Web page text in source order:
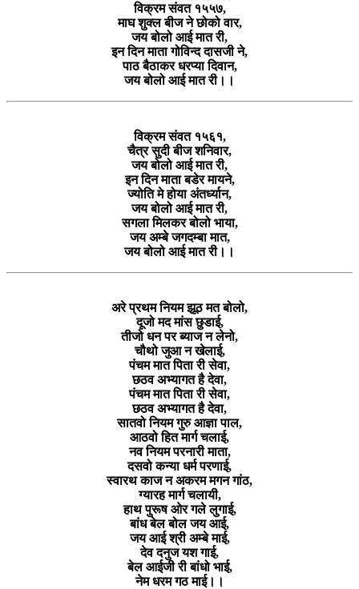
विक्रम संवत १५५७,
माघ शुक्ल बीज ने छोको वार,
जय बोलो आई मात री,
इन दिन माता गोविन्द दासजी ने,
पाठ बैठाकर धरप्या दिवान,
जय बोलो आई मात री।।
विक्रम संवत १५६१,
चैत्र सुदी बीज शनिवार,
जय बोलो आई मात री,
इन दिन माता बडेर मायने,
ज्योति मे होया अंतर्ध्यान,
जय बोलो आई मात री,
सगला मिलकर बोलो भाया,
जय अम्बे जगदम्बा मात,
जय बोलो आई मात री।।
अरे प्रथम नियम झूठ मत बोलो,
दूजो मद मांस छुडाई,
तीजो धन पर ब्याज न लेनो,
चौथो जुआ न खेलाई,
पंचम मात पिता री सेवा,
छठव अभ्यागत है देवा,
पंचम मात पिता री सेवा,
छठव अभ्यागत है देवा,
सातवो नियम गुरु आज्ञा पाल,
आठवो हित मार्ग चलाई,
नव नियम परनारी माता,
दसवो कन्या धर्म परणाई,
स्वारथ काज न अकरम मगन गांठ,
ग्यारह मार्ग चलायी,
हाथ पुरूष ओर गले लुगाई,
बांध बेल बोल जय आई,
जय आई श्री अम्बे माई,
देव दनुज यश गाई,
बेल आईजी री बांधो भाई,
नेम धरम गठ माई।।